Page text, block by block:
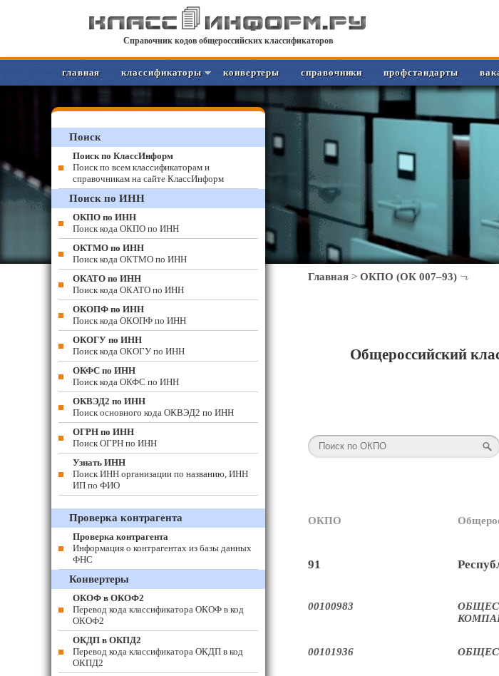
Справочник кодов общероссийских классификаторов
главная классификаторы конвертеры справочники профстандарты
Главная > ОКПО (ОК 007–93)
Общероссийский
ОКПО
91
00100983
00101936
Поиск
Поиск по КлассИнформ
Поиск по всем классификаторам и
справочникам на сайте КлассИнформ
Поиск по ИНН
ОКПО по ИНН
Поиск кода ОКПО по ИНН
ОКТМО по ИНН
Поиск кода ОКТМО по ИНН
ОКАТО по ИНН
Поиск кода ОКАТО по ИНН
ОКОПФ по ИНН
Поиск кода ОКОПФ по ИНН
ОКОГУ по ИНН
Поиск кода ОКОГУ по ИНН
ОКФС по ИНН
Поиск кода ОКФС по ИНН
ОКВЭД2 по ИНН
Поиск основного кода ОКВЭД2 по ИНН
ОГРН по ИНН
Поиск ОГРН по ИНН
Узнать ИНН
Поиск ИНН организации по названию, ИНН
ИП по ФИО
Проверка контрагента
Проверка контрагента
Информация о контрагентах из базы данных
ФНС
Конвертеры
ОКОФ в ОКОФ2
Перевод кода классификатора ОКОФ в код
ОКОФ2
ОКДП в ОКПД2
Перевод кода классификатора ОКДП в код
ОКПД2